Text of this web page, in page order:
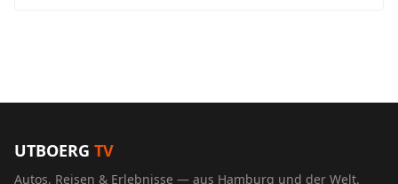
UTBOERG TV
Autos, Reisen & Erlebnisse — aus Hamburg und der Welt.